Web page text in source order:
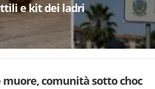
e kit dei ladri
comunità sotto choc